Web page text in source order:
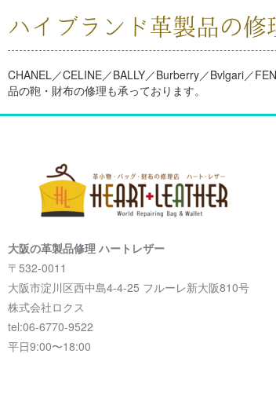
ハイブランド革製品の修
CHANEL／CELINE／BALLY／Burberry／Bvlgari／
品の鞄・財布の修理も承っております。
大阪の革製品修理 ハートレザー
〒532-0011
大阪市淀川区西中島4-4-25 フルーレ新大阪810号
株式会社ロクス
tel:06-6770-9522
平日9:00〜18:00